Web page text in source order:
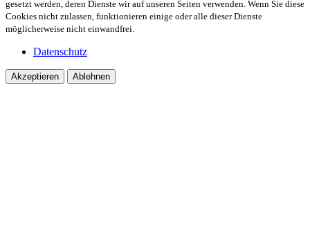
gesetzt werden, deren Dienste wir auf unseren Seiten verwenden. Wenn Sie diese
Cookies nicht zulassen, funktionieren einige oder alle dieser Dienste
möglicherweise nicht einwandfrei.
Datenschutz
Akzeptieren Ablehnen